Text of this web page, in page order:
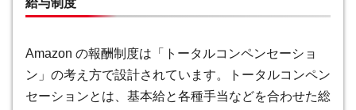
給与制度
Amazon の報酬制度は「トータルコンペンセーショ
ン」の考え方で設計されています。トータルコンペン
セーションとは、基本給と各種手当などを合わせた総